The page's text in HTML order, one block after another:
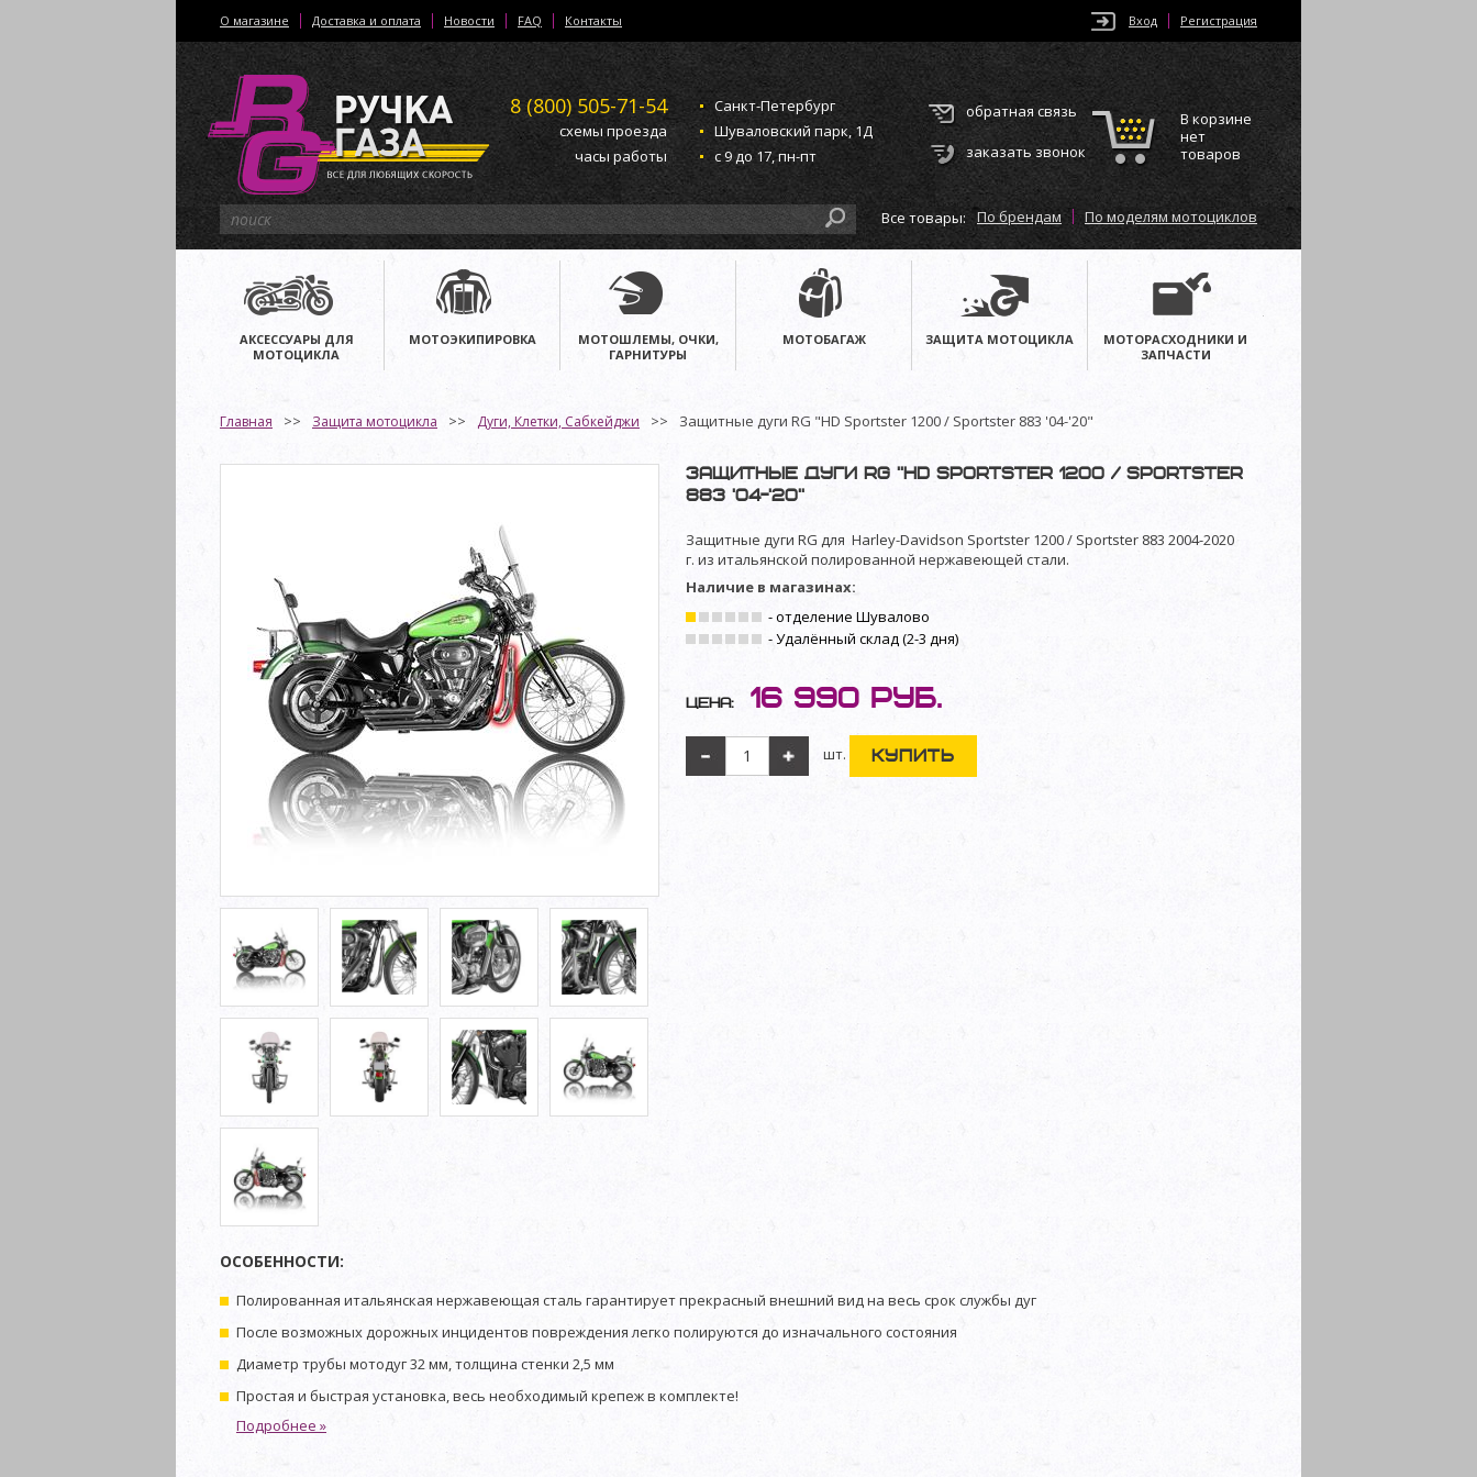
Вход Регистрация
О магазине Доставка и оплата Новости FAQ Контакты
8 (800) 505-71-54
схемы проезда
часы работы
Санкт-Петербург
Шуваловский парк, 1Д
с 9 до 17, пн-пт
обратная связь
заказать звонок
В корзине
нет
товаров
Все товары: По брендам По моделям мотоциклов
АКСЕССУАРЫ ДЛЯ
МОТОЦИКЛА
МОТОЭКИПИРОВКА
МОТОШЛЕМЫ, ОЧКИ,
ГАРНИТУРЫ
МОТОБАГАЖ ЗАЩИТА МОТОЦИКЛА
МОТОРАСХОДНИКИ И
ЗАПЧАСТИ
Главная Защита мотоцикла Дуги, Клетки, Сабкейджи Защитные дуги RG "HD Sportster 1200 / Sportster 883 '04-'20"
Защитные дуги RG "HD Sportster 1200 / Sportster
883 '04-'20"
Защитные дуги RG для Harley-Davidson Sportster 1200 / Sportster 883 2004-2020
г. из итальянской полированной нержавеющей стали.
Наличие в магазинах:
- отделение Шувалово
- Удалённый склад (2-3 дня)
Цена: 16 990 руб.
шт.
ОСОБЕННОСТИ:
Полированная итальянская нержавеющая сталь гарантирует прекрасный внешний вид на весь срок службы дуг
После возможных дорожных инцидентов повреждения легко полируются до изначального состояния
Диаметр трубы мотодуг 32 мм, толщина стенки 2,5 мм
Простая и быстрая установка, весь необходимый крепеж в комплекте!
Подробнее »